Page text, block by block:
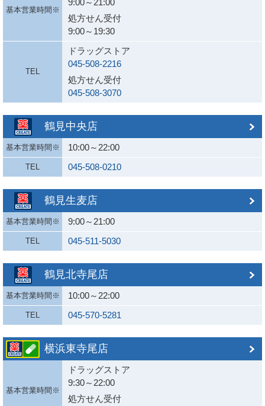
基本営業時間※
9:00～21:00
処方せん受付
9:00～19:30
TEL
ドラッグストア
045-508-2216
処方せん受付
045-508-3070
鶴見中央店
基本営業時間※ 10:00～22:00
TEL 045-508-0210
鶴見生麦店
基本営業時間※ 9:00～21:00
TEL 045-511-5030
鶴見北寺尾店
基本営業時間※ 10:00～22:00
TEL 045-570-5281
横浜東寺尾店
基本営業時間※
ドラッグストア
9:30～22:00
処方せん受付